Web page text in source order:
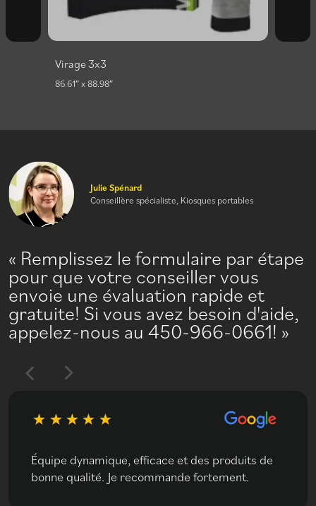
Virage 3x3
86.61″ x 88.98″
Remplissez le formulaire par étape
pour que votre conseiller vous
envoie une évaluation rapide et
gratuite! Si vous avez besoin d'aide,
appelez-nous au 450-966-0661!
Julie Spénard
Conseillère spécialiste, Kiosques portables
Équipe dynamique, efficace et des produits de
bonne qualité. Je recommande fortement.